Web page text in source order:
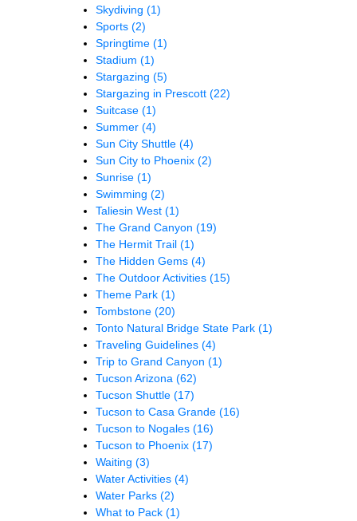
Skydiving (1)
Sports (2)
Springtime (1)
Stadium (1)
Stargazing (5)
Stargazing in Prescott (22)
Suitcase (1)
Summer (4)
Sun City Shuttle (4)
Sun City to Phoenix (2)
Sunrise (1)
Swimming (2)
Taliesin West (1)
The Grand Canyon (19)
The Hermit Trail (1)
The Hidden Gems (4)
The Outdoor Activities (15)
Theme Park (1)
Tombstone (20)
Tonto Natural Bridge State Park (1)
Traveling Guidelines (4)
Trip to Grand Canyon (1)
Tucson Arizona (62)
Tucson Shuttle (17)
Tucson to Casa Grande (16)
Tucson to Nogales (16)
Tucson to Phoenix (17)
Waiting (3)
Water Activities (4)
Water Parks (2)
What to Pack (1)